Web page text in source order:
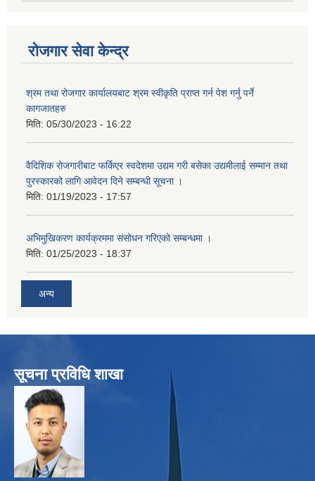
रोजगार सेवा केन्द्र
श्रम तथा रोजगार कार्यालयबाट श्रम स्वीकृति प्राप्त गर्न पेश गर्नु पर्ने
कागजातहरु
मिति: 05/30/2023 - 16:22
वैदिशिक रोजगारीबाट फर्किएर स्वदेशमा उद्यम गरी बसेका उद्यमीलाई सम्मान तथा
पुरस्कारको लागि आवेदन दिने सम्बन्धी सूचना ।
मिति: 01/19/2023 - 17:57
अभिमुखिकरण कार्यक्रममा संसोधन गरिएको सम्बन्धमा ।
मिति: 01/25/2023 - 18:37
अन्य
सूचना प्रविधि शाखा